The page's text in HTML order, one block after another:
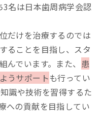
名は日本歯周病学会認
だけを治療するのでは
ることを目指し、スタ
でいます。また、 患
うサポートも行ってい
識や技術を習得するた
への貢献を目指してい